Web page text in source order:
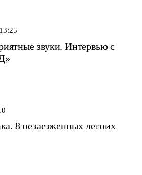
звуки. Интервью с
8 незаезженных летних